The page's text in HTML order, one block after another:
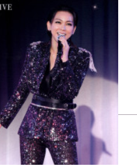
FAN CLUB ACROSS. All Rights
．